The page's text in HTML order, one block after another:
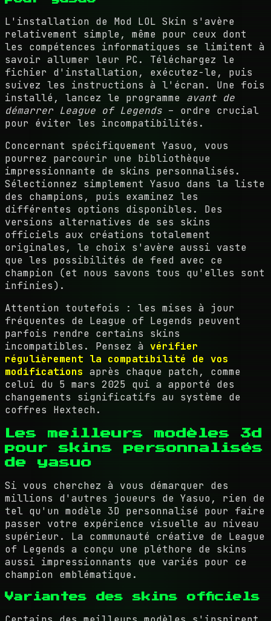
L'installation de Mod LOL Skin s'avère
relativement simple, même pour ceux dont
les compétences informatiques se limitent à
savoir allumer leur PC. Téléchargez le
fichier d'installation, exécutez-le, puis
suivez les instructions à l'écran. Une fois
installé, lancez le programme avant de
démarrer League of Legends – ordre crucial
pour éviter les incompatibilités.
Concernant spécifiquement Yasuo, vous
pourrez parcourir une bibliothèque
impressionnante de skins personnalisés.
Sélectionnez simplement Yasuo dans la liste
des champions, puis examinez les
différentes options disponibles. Des
versions alternatives de ses skins
officiels aux créations totalement
originales, le choix s'avère aussi vaste
que les possibilités de feed avec ce
champion (et nous savons tous qu'elles sont
infinies).
Attention toutefois : les mises à jour
fréquentes de League of Legends peuvent
parfois rendre certains skins
incompatibles. Pensez à vérifier
régulièrement la compatibilité de vos
modifications après chaque patch, comme
celui du 5 mars 2025 qui a apporté des
changements significatifs au système de
coffres Hextech.
Les meilleurs modèles 3d
pour skins personnalisés
de yasuo
Si vous cherchez à vous démarquer des
millions d'autres joueurs de Yasuo, rien de
tel qu'un modèle 3D personnalisé pour faire
passer votre expérience visuelle au niveau
supérieur. La communauté créative de League
of Legends a conçu une pléthore de skins
aussi impressionnants que variés pour ce
champion emblématique.
Variantes des skins officiels